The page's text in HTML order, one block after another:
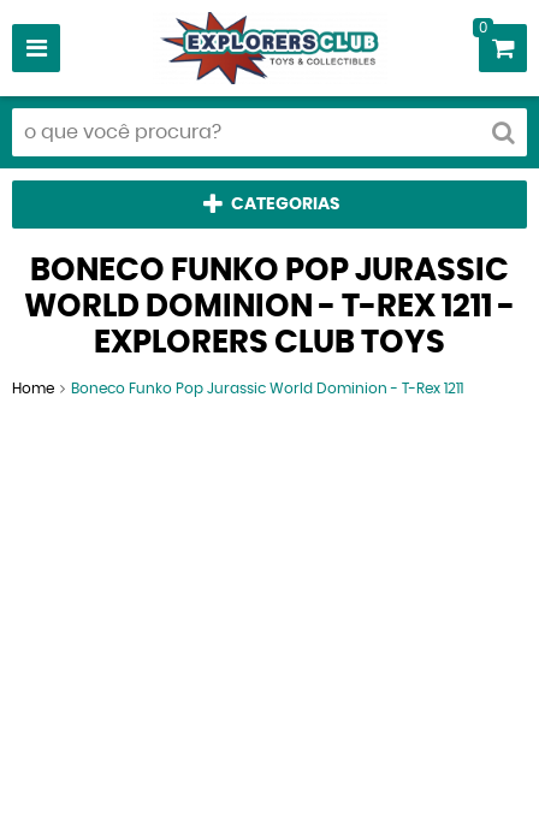
0
CATEGORIAS
BONECO FUNKO POP JURASSIC
WORLD DOMINION - T-REX 1211 -
EXPLORERS CLUB TOYS
Home Boneco Funko Pop Jurassic World Dominion - T-Rex 1211